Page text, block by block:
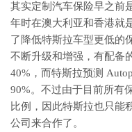
其实定制汽车保险早之前
年时在澳大利亚和香港就
了降低特斯拉车型更低的
不断升级和增强，有配备
40%，而特斯拉预测
90%。不过由于目前所有
比例，因此特斯拉也只能
公司来合作了。